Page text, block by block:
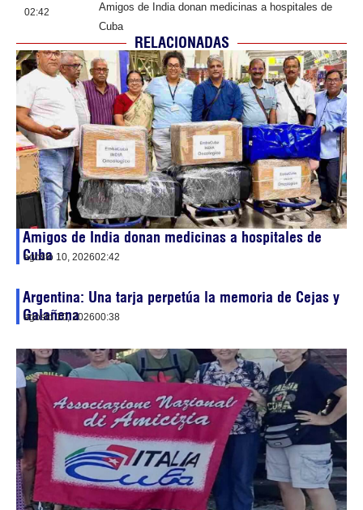
02:42
Amigos de India donan medicinas a hospitales de
Cuba
RELACIONADAS
Amigos de India donan medicinas a hospitales de
Cuba
agosto 10, 202602:42
Argentina: Una tarja perpetúa la memoria de Cejas y
Galañena
agosto 10, 202600:38